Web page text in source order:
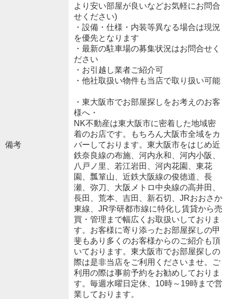
備考
より安い部屋が良いなどお気軽にお問合
せください)
・設備・仕様・内装等異なる場合は現況
を優先となります
・最新の駐車場の募集状況はお問合せく
ださい
・お引越し業者ご紹介可
・他社取扱い物件も当店で取り扱い可能
・東大阪市でお部屋探しをお考えのお客
様へ・
NK不動産は東大阪市に密着した地域密
着のお店です。もちろん大阪市全域をカ
バーしております。東大阪市をはじめ近
鉄奈良線の布施、河内永和、河内小阪、
八戸ノ里、若江岩田、河内花園、東花
園、瓢箪山、近鉄大阪線の俊徳道、長
瀬、弥刀、大阪メトロ中央線の高井田、
長田、荒本、吉田、新石切、JRおおさか
東線、JR学研都市線に特化し賃貸から売
買・管理まで幅広くお取扱いしておりま
す。お客様に寄り添ったお部屋探しの甲
斐もあり多くのお客様からのご紹介も頂
いております。東大阪市でお部屋探しの
際は是非当店をご利用くださいませ。ご
利用の際は事前予約をお勧めしておりま
す。毎週水曜日定休、10時～19時まで営
業しております。